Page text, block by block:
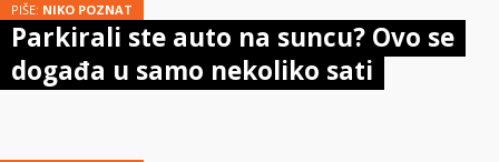
PIŠE: NIKO POZNAT
Parkirali ste auto na suncu? Ovo se
događa u samo nekoliko sati